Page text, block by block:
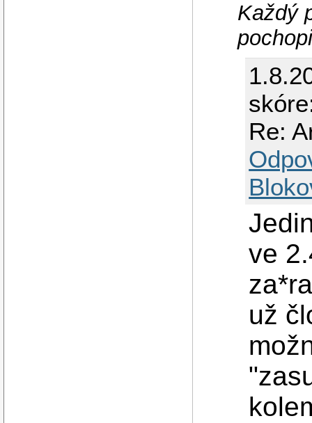
Každý
Re:
ve
už